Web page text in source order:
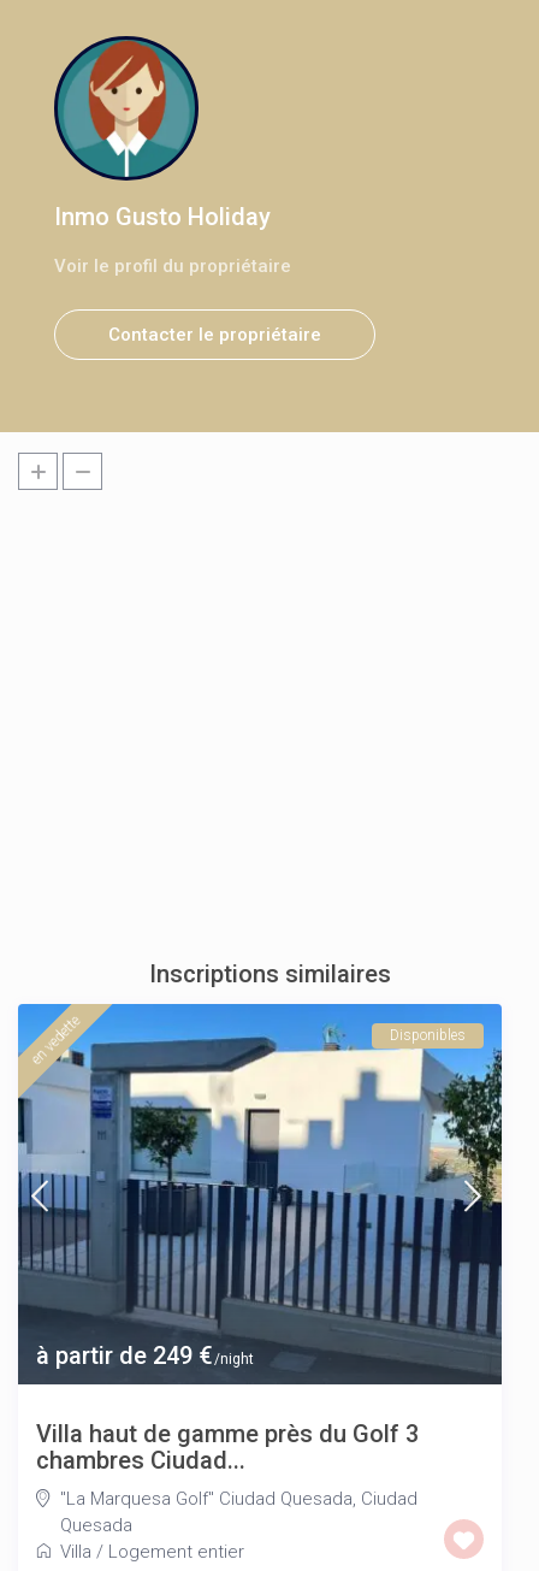
Inmo Gusto Holiday
Voir le profil du propriétaire
Contacter le propriétaire
Inscriptions similaires
à partir de 249 €/night
en vedette Disponibles
Villa haut de gamme près du Golf 3
chambres Ciudad...
"La Marquesa Golf" Ciudad Quesada, Ciudad
Quesada
Villa / Logement entier